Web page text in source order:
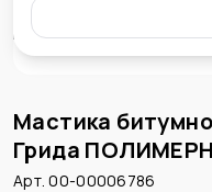
Мастика
Грида
Арт. 00-00006786